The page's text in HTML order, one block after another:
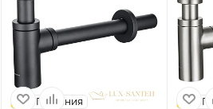
Германия